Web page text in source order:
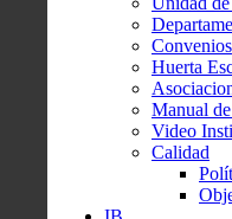
Convenios
Huerta
Manual
Video
Calidad